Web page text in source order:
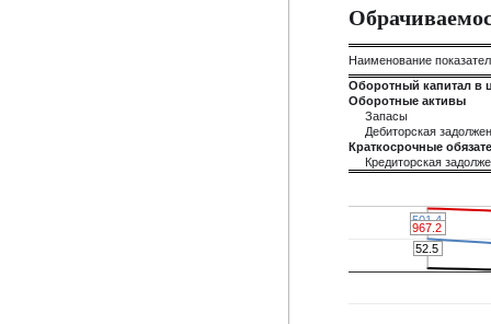
Наименование
Оборотный капитал в
Оборотные активы
Запасы
Дебиторская
Краткосрочные
Кредиторская
52.5
52.5
501.4
501.4
967.2
967.2